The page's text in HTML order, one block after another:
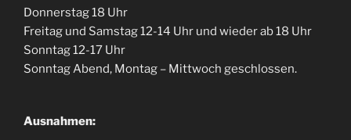
Donnerstag 18 Uhr
Freitag und Samstag 12-14 Uhr und wieder ab 18 Uhr
Sonntag 12-17 Uhr
Sonntag Abend, Montag – Mittwoch geschlossen.
Ausnahmen: